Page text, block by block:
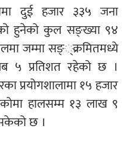
दुई हजार ३३५ जना
हुनेको कुल सङ्ख्या ९४
जम्मा सङ््क्रमितमध्ये
५ प्रतिशत रहेको छ ।
प्रयोगशालामा १५ हजार
हालसम्म १३ लाख ९
छ ।